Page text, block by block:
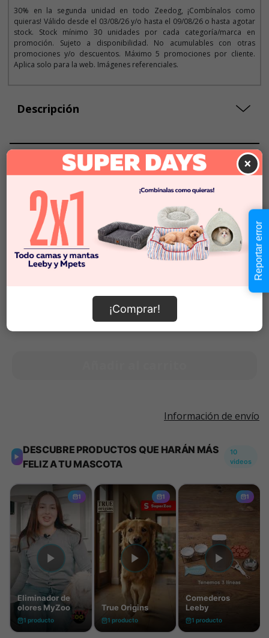
30% en la segunda unidad en todo Zeedog, ¡Combínalos como
quieras! Válido desde el 03/08/26 y/o hasta el 09/08/26 o hasta agotar
stock. Stock mínimo 30 unidades por cada categoría/marca en
promoción. Sujeto a disponibilidad. No acumulables con otras
promociones y/o descuentos. Máximo 5 promociones por cliente.
Aplica solo para la web. Imágenes referenciales.
Descripción
Seleccionar Formato
$13.990
Talla M
Talla S
$10.990
Talla XS
$8.990
Cantidad:
-
$13.990
Selecciona una opción para ver
Información de envío
×
¡Comprar!
Reportar error